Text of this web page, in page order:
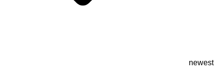
newest